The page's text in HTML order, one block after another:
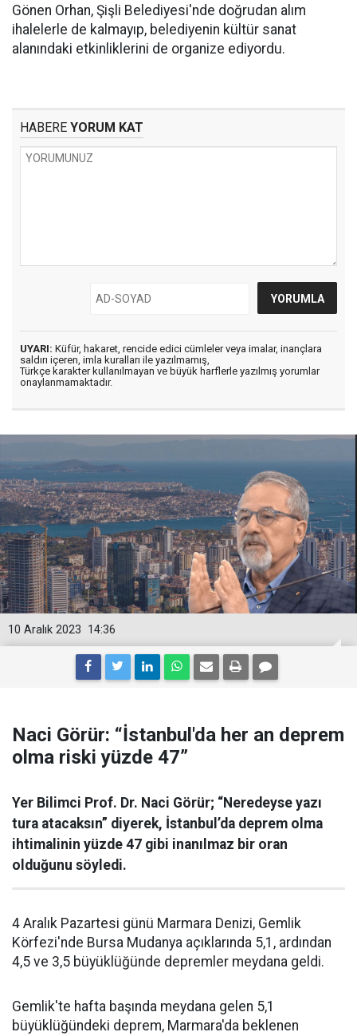
Gönen Orhan, Şişli Belediyesi'nde doğrudan alım
ihalelerle de kalmayıp, belediyenin kültür sanat
alanındaki etkinliklerini de organize ediyordu.
HABERE YORUM KAT
UYARI: Küfür, hakaret, rencide edici cümleler veya imalar, inançlara
saldırı içeren, imla kuralları ile yazılmamış,
Türkçe karakter kullanılmayan ve büyük harflerle yazılmış yorumlar
onaylanmamaktadır.
14:36
10 Aralık 2023
Naci Görür: “İstanbul'da her an deprem
olma riski yüzde 47”
Yer Bilimci Prof. Dr. Naci Görür; “Neredeyse yazı
tura atacaksın” diyerek, İstanbul’da deprem olma
ihtimalinin yüzde 47 gibi inanılmaz bir oran
olduğunu söyledi.
4 Aralık Pazartesi günü Marmara Denizi, Gemlik
Körfezi'nde Bursa Mudanya açıklarında 5,1, ardından
4,5 ve 3,5 büyüklüğünde depremler meydana geldi.
Gemlik'te hafta başında meydana gelen 5,1
büyüklüğündeki deprem, Marmara'da beklenen